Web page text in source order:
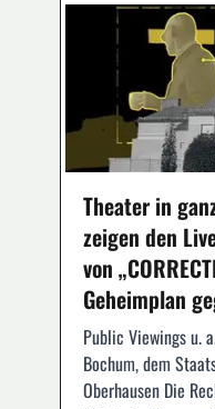
Theater in
zeigen den
von
Geheimplan
Public Viewings u.
Bochum, dem
Oberhausen Die